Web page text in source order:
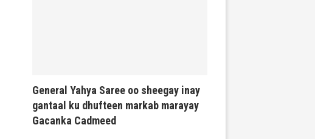
General Yahya Saree oo sheegay inay
gantaal ku dhufteen markab marayay
Gacanka Cadmeed